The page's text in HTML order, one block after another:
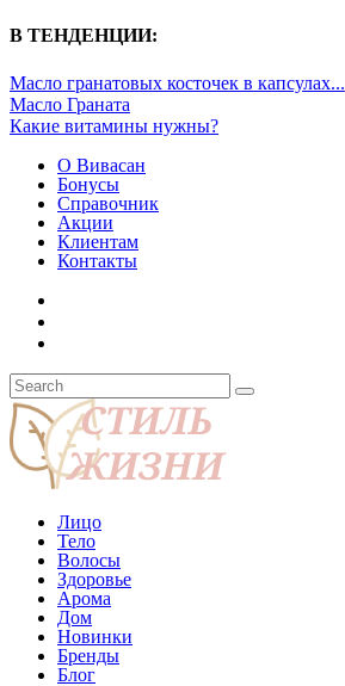
В ТЕНДЕНЦИИ:
Масло гранатовых косточек в капсулах...
Масло Граната
Какие витамины нужны?
О Вивасан
Бонусы
Справочник
Акции
Клиентам
Контакты
Лицо
Тело
Волосы
Здоровье
Арома
Дом
Новинки
Бренды
Блог